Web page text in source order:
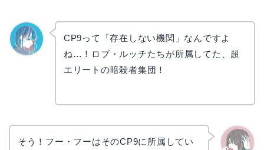
CP9って「存在しない機関」なんですよ
ね…！ロブ・ルッチたちが所属してた、超
エリートの暗殺者集団！
そう！フー・フーはそのCP9に所属してい